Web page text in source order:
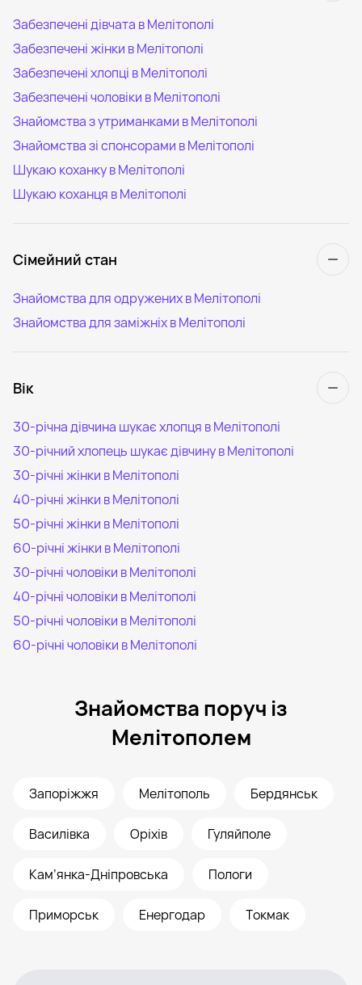
Забезпечені дівчата в Мелітополі
Забезпечені жінки в Мелітополі
Забезпечені хлопці в Мелітополі
Забезпечені чоловіки в Мелітополі
Знайомства з утриманками в Мелітополі
Знайомства зі спонсорами в Мелітополі
Шукаю коханку в Мелітополі
Шукаю коханця в Мелітополі
Сімейний стан
Знайомства для одружених в Мелітополі
Знайомства для заміжніх в Мелітополі
Вік
30-річна дівчина шукає хлопця в Мелітополі
30-річний хлопець шукає дівчину в Мелітополі
30-річні жінки в Мелітополі
40-річні жінки в Мелітополі
50-річні жінки в Мелітополі
60-річні жінки в Мелітополі
30-річні чоловіки в Мелітополі
40-річні чоловіки в Мелітополі
50-річні чоловіки в Мелітополі
60-річні чоловіки в Мелітополі
Знайомства поруч із
Мелітополем
Запоріжжя Мелітополь Бердянськ
Василівка Оріхів Гуляйполе
Кам’янка-Дніпровська Пологи
Приморськ Енергодар Токмак